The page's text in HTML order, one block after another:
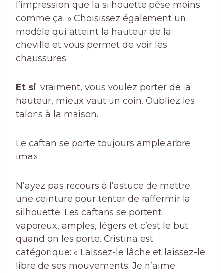
l’impression que la silhouette pèse moins
comme ça. » Choisissez également un
modèle qui atteint la hauteur de la
cheville et vous permet de voir les
chaussures.
Et si, vraiment, vous voulez porter de la
hauteur, mieux vaut un coin. Oubliez les
talons à la maison.
Le caftan se porte toujours ample.arbre
imax
N’ayez pas recours à l’astuce de mettre
une ceinture pour tenter de raffermir la
silhouette. Les caftans se portent
vaporeux, amples, légers et c’est le but
quand on les porte. Cristina est
catégorique: « Laissez-le lâche et laissez-le
libre de ses mouvements. Je n’aime